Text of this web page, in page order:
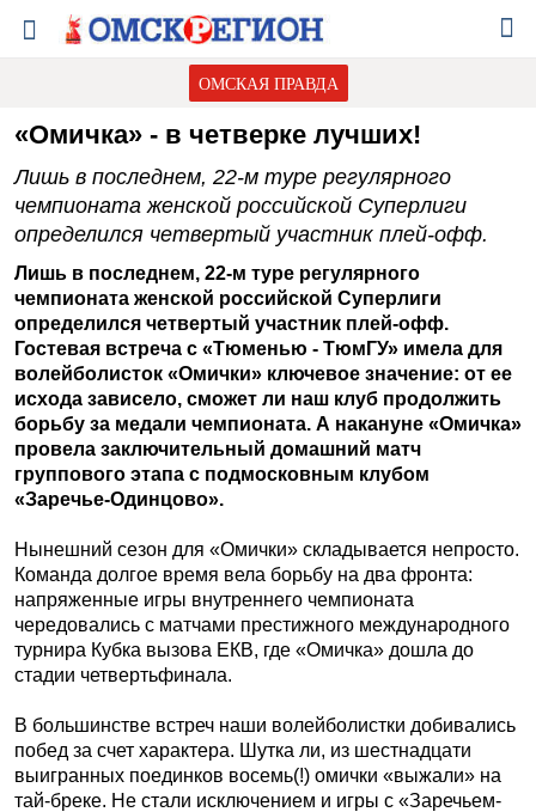
ОМСКАЯ ПРАВДА
«Омичка» - в четверке лучших!
Лишь в последнем, 22-м туре регулярного
чемпионата женской российской Суперлиги
определился четвертый участник плей-офф.
Лишь в последнем, 22-м туре регулярного
чемпионата женской российской Суперлиги
определился четвертый участник плей-офф.
Гостевая встреча с «Тюменью - ТюмГУ» имела для
волейболисток «Омички» ключевое значение: от ее
исхода зависело, сможет ли наш клуб продолжить
борьбу за медали чемпионата. А накануне «Омичка»
провела заключительный домашний матч
группового этапа с подмосковным клубом
«Заречье-Одинцово».
Нынешний сезон для «Омички» складывается непросто.
Команда долгое время вела борьбу на два фронта:
напряженные игры внутреннего чемпионата
чередовались с матчами престижного международного
турнира Кубка вызова ЕКВ, где «Омичка» дошла до
стадии четвертьфинала.
В большинстве встреч наши волейболистки добивались
побед за счет характера. Шутка ли, из шестнадцати
выигранных поединков восемь(!) омички «выжали» на
тай-бреке. Не стали исключением и игры с «Заречьем-